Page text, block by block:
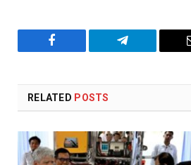
Facebook Telegram
RELATED POSTS